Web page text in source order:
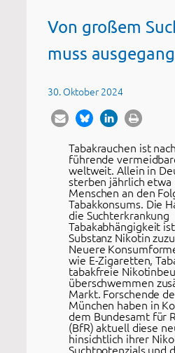
Von großem
muss
30. Oktober 2024
Tabakrauchen ist
führende
weltweit. Allein in
sterben jährlich etwa
Menschen an den
Tabakkonsums. Die
die Suchterkrankung
Tabakabhängigkeit
Substanz Nikotin
Neuere
wie E-Zigaretten,
tabakfreie
überschwemmen
Markt. Forschende
München haben in
dem Bundesamt für
(BfR) aktuell diese
hinsichtlich ihrer
Suchtpotenzials und